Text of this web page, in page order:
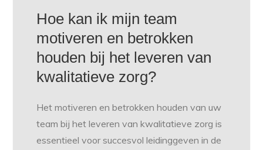
Hoe kan ik mijn team
motiveren en betrokken
houden bij het leveren van
kwalitatieve zorg?
Het motiveren en betrokken houden van uw
team bij het leveren van kwalitatieve zorg is
essentieel voor succesvol leidinggeven in de